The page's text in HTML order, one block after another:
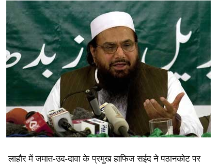
लाहौर में जमात-उद-दावा के प्रमुख हाफिज सईद ने पठानकोट पर